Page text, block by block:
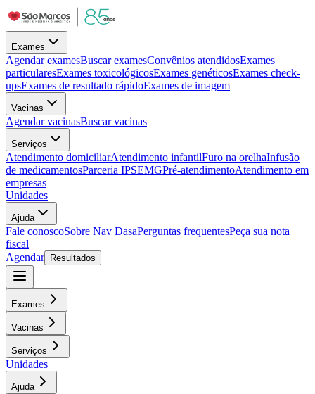
Exames
Agendar examesBuscar examesConvênios atendidosExames
particularesExames toxicológicosExames genéticosExames check-
upsExames de resultado rápidoExames de imagem
Vacinas
Agendar vacinasBuscar vacinas
Serviços
Atendimento domiciliarAtendimento infantilFuro na orelhaInfusão
de medicamentosParceria IPSEMGPré-atendimentoAtendimento em
empresas
Unidades
Ajuda
Fale conoscoSobre Nav DasaPerguntas frequentesPeça sua nota
fiscal
Agendar
Resultados
Exames
Vacinas
Serviços
Unidades
Ajuda